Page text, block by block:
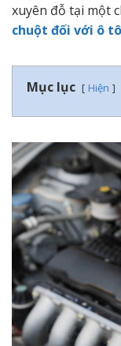
xuyên đỗ tại một
chuột đối với ô tô
Mục lục Hiện